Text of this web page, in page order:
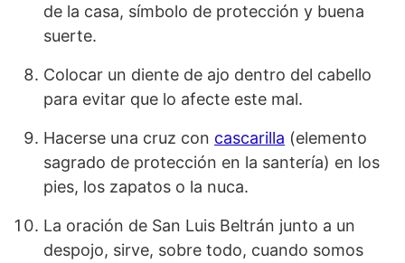
de la casa, símbolo de protección y buena
suerte.
Colocar un diente de ajo dentro del cabello
para evitar que lo afecte este mal.
Hacerse una cruz con cascarilla (elemento
sagrado de protección en la santería) en los
pies, los zapatos o la nuca.
La oración de San Luis Beltrán junto a un
despojo, sirve, sobre todo, cuando somos